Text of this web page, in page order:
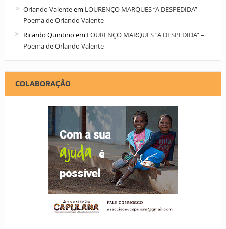
Orlando Valenteem LOURENÇO MARQUES “A DESPEDIDA” –
Poema de Orlando Valente
Ricardo Quintino em LOURENÇO MARQUES “A DESPEDIDA” –
Poema de Orlando Valente
COLABORAÇÃO